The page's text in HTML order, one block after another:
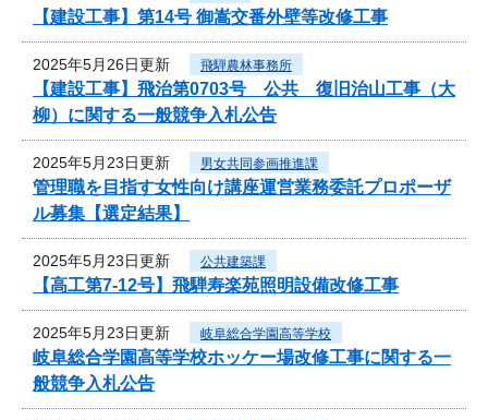
【建設工事】第14号 御嵩交番外壁等改修工事
2025年5月26日更新 飛騨農林事務所
【建設工事】飛治第0703号 公共 復旧治山工事（大
柳）に関する一般競争入札公告
2025年5月23日更新 男女共同参画推進課
管理職を目指す女性向け講座運営業務委託プロポーザ
ル募集【選定結果】
2025年5月23日更新 公共建築課
【高工第7-12号】飛騨寿楽苑照明設備改修工事
2025年5月23日更新 岐阜総合学園高等学校
岐阜総合学園高等学校ホッケー場改修工事に関する一
般競争入札公告